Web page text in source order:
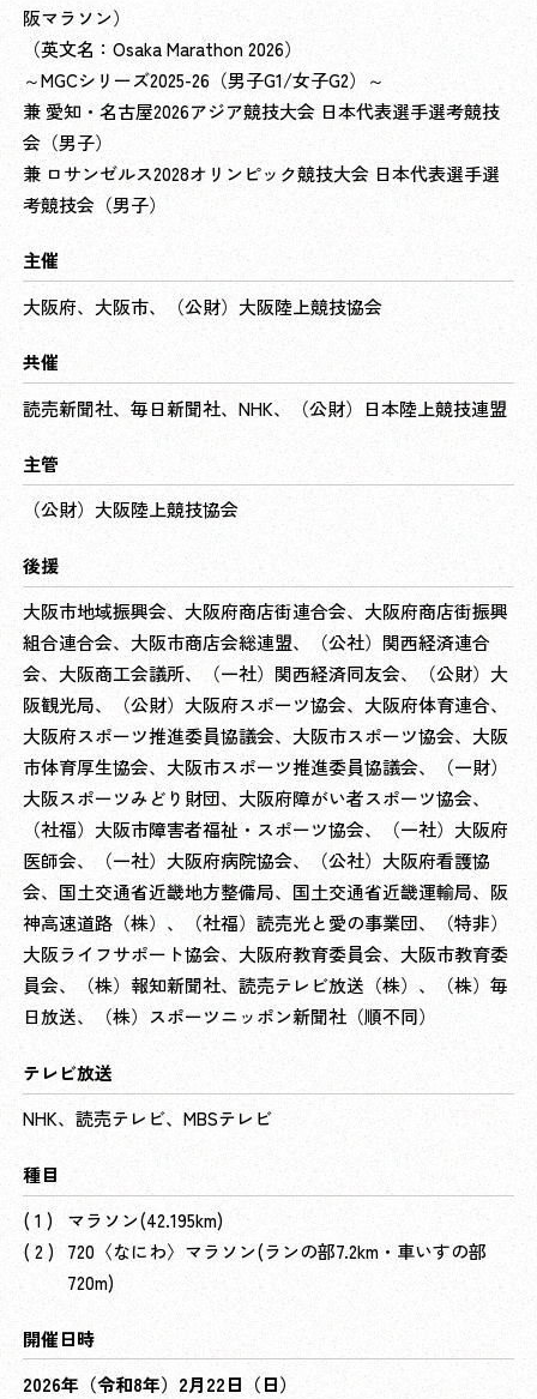
阪マラソン）
（英文名：Osaka Marathon 2026）
～MGCシリーズ2025-26（男子G1/女子G2）～
兼 愛知・名古屋2026アジア競技大会 日本代表選手選考競技
会（男子）
兼 ロサンゼルス2028オリンピック競技大会 日本代表選手選
考競技会（男子）
主催
大阪府、大阪市、（公財）大阪陸上競技協会
共催
読売新聞社、毎日新聞社、NHK、（公財）日本陸上競技連盟
主管
（公財）大阪陸上競技協会
後援
大阪市地域振興会、大阪府商店街連合会、大阪府商店街振興
組合連合会、大阪市商店会総連盟、（公社）関西経済連合
会、大阪商工会議所、（一社）関西経済同友会、（公財）大
阪観光局、（公財）大阪府スポーツ協会、大阪府体育連合、
大阪府スポーツ推進委員協議会、大阪市スポーツ協会、大阪
市体育厚生協会、大阪市スポーツ推進委員協議会、（一財）
大阪スポーツみどり財団、大阪府障がい者スポーツ協会、
（社福）大阪市障害者福祉・スポーツ協会、（一社）大阪府
医師会、（一社）大阪府病院協会、（公社）大阪府看護協
会、国土交通省近畿地方整備局、国土交通省近畿運輸局、阪
神高速道路（株）、（社福）読売光と愛の事業団、（特非）
大阪ライフサポート協会、大阪府教育委員会、大阪市教育委
員会、（株）報知新聞社、読売テレビ放送（株）、（株）毎
日放送、（株）スポーツニッポン新聞社（順不同）
テレビ放送
NHK、読売テレビ、MBSテレビ
種目
マラソン(42.195km)
720〈なにわ〉マラソン(ランの部7.2km・車いすの部
720m)
開催日時
2026年（令和8年）2月22日（日）